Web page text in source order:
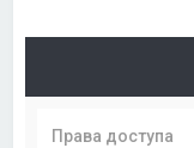
Права доступа